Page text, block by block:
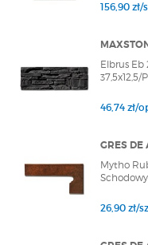
156,90 zł/
Elbrus
37,5x12,5/
46,74 zł/
GRES DE
Mytho
Schodowy
26,90 zł/